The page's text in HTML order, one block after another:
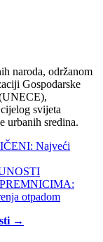
naroda, održanom
Gospodarske
svijeta
urbanih sredina.
Najveći
otpadom
→